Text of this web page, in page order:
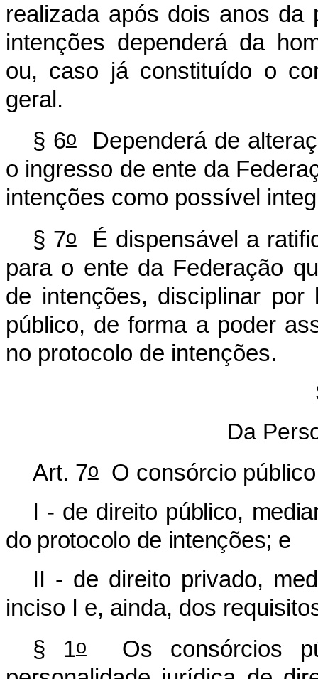
realizada após dois anos da
intenções dependerá da
ou, caso já constituído o
geral.
§ 6oDependerá de
o ingresso de ente da
intenções como possível
§ 7oÉ dispensável a
para o ente da Federação
de intenções, disciplinar
público, de forma a poder
no protocolo de intenções.
Da
Art. 7oO consórcio público
I - de direito público,
do protocolo de intenções; e
II - de direito privado,
inciso I e, ainda, dos
§ 1o
Os consórcios